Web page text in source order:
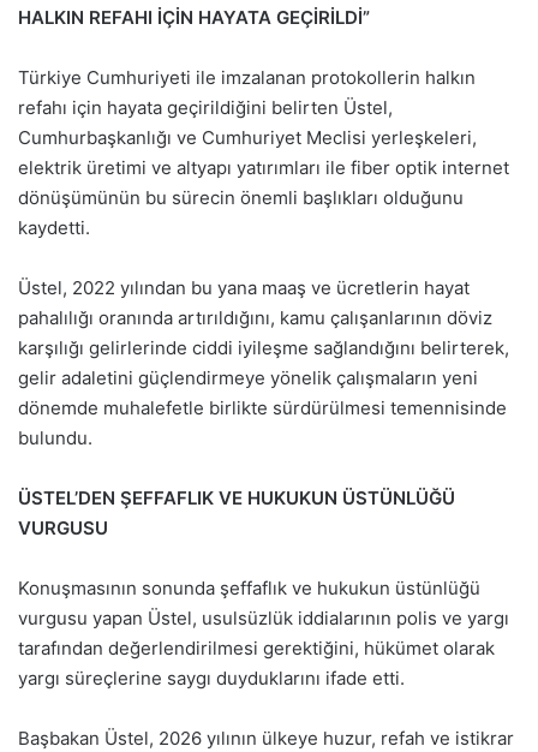
HALKIN REFAHI İÇİN HAYATA GEÇİRİLDİ”
Türkiye Cumhuriyeti ile imzalanan protokollerin halkın
refahı için hayata geçirildiğini belirten Üstel,
Cumhurbaşkanlığı ve Cumhuriyet Meclisi yerleşkeleri,
elektrik üretimi ve altyapı yatırımları ile fiber optik internet
dönüşümünün bu sürecin önemli başlıkları olduğunu
kaydetti.
Üstel, 2022 yılından bu yana maaş ve ücretlerin hayat
pahalılığı oranında artırıldığını, kamu çalışanlarının döviz
karşılığı gelirlerinde ciddi iyileşme sağlandığını belirterek,
gelir adaletini güçlendirmeye yönelik çalışmaların yeni
dönemde muhalefetle birlikte sürdürülmesi temennisinde
bulundu.
ÜSTEL’DEN ŞEFFAFLIK VE HUKUKUN ÜSTÜNLÜĞÜ
VURGUSU
Konuşmasının sonunda şeffaflık ve hukukun üstünlüğü
vurgusu yapan Üstel, usulsüzlük iddialarının polis ve yargı
tarafından değerlendirilmesi gerektiğini, hükümet olarak
yargı süreçlerine saygı duyduklarını ifade etti.
Başbakan Üstel, 2026 yılının ülkeye huzur, refah ve istikrar